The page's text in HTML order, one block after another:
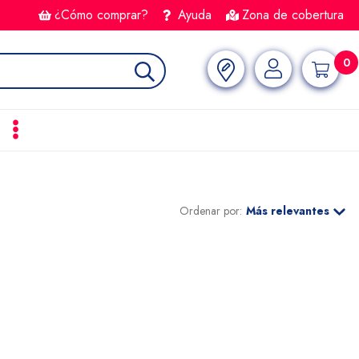
¿Cómo comprar? Ayuda Zona de cobertura
0
Ordenar por: Más relevantes